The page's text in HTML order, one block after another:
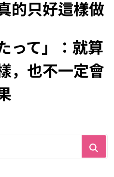
的只好這樣做
って」：就算
，也不一定會